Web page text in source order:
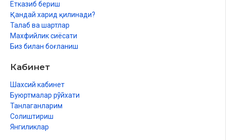
Етказиб бериш
Қандай харид қилинади?
Талаб ва шартлар
Махфийлик сиёсати
Биз билан боғланиш
Кабинет
Шахсий кабинет
Буюртмалар рўйхати
Танлаганларим
Солиштириш
Янгиликлар